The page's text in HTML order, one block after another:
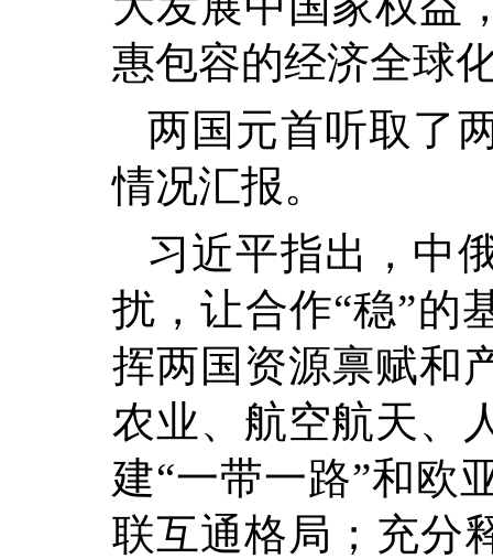
惠包容的经济全球
两国元首听取了
情况汇报。
习近平指出，中
扰，让合作“稳”的
挥两国资源禀赋和
农业、航空航天、
建“一带一路”和欧
联互通格局；充分